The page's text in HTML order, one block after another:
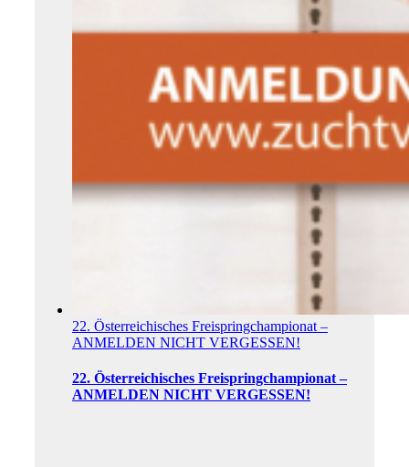
22. Österreichisches Freispring­championat –
ANMELDEN NICHT VERGESSEN!
22. Österreichisches Freispring­championat –
ANMELDEN NICHT VERGESSEN!